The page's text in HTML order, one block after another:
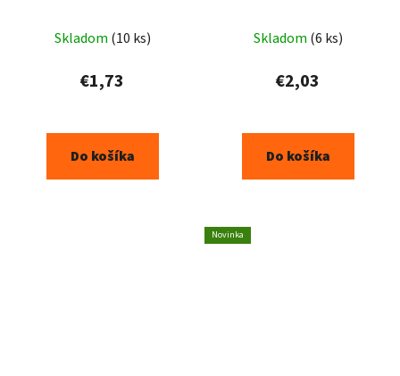
Skladom (10 ks)
€1,73
Do košíka
Skladom (6 ks)
€2,03
Do košíka
Novinka